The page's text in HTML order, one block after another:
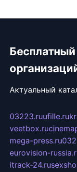
Актуальный
03223.ruufille.ru
veetbox.ru
mega-press.ru
eurovision-
itrack-24.ru